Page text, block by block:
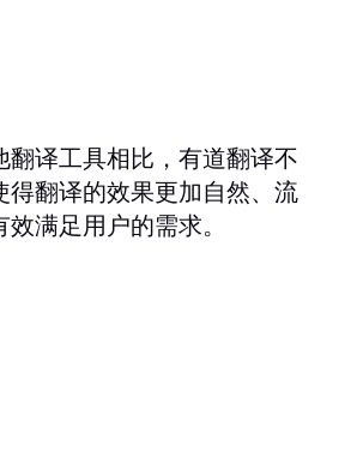
译工具相比，有道翻译不
翻译的效果更加自然、流
满足用户的需求。